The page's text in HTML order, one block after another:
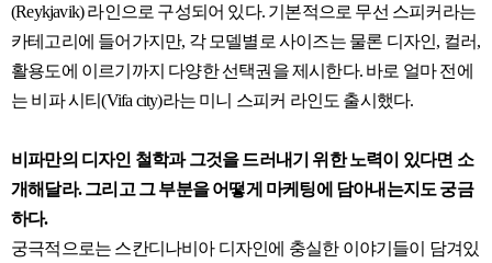
(Reykjavik) 라인으로 구성되어 있다. 기본적으로 무선 스피커라는
카테고리에 들어가지만, 각 모델별로 사이즈는 물론 디자인, 컬러,
활용도에 이르기까지 다양한 선택권을 제시한다. 바로 얼마 전에
는 비파 시티(Vifa city)라는 미니 스피커 라인도 출시했다.
비파만의 디자인 철학과 그것을 드러내기 위한 노력이 있다면 소
개해달라. 그리고 그 부분을 어떻게 마케팅에 담아내는지도 궁금
하다.
궁극적으로는 스칸디나비아 디자인에 충실한 이야기들이 담겨있